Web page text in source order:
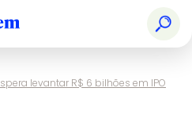
levantar R$ 6 bilhões em IPO